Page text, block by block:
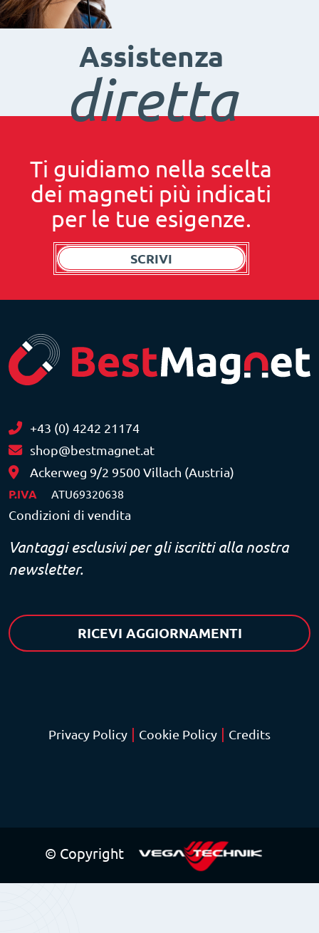
Assistenza
diretta
Ti guidiamo nella scelta
dei magneti più indicati
per le tue esigenze.
SCRIVI
+43 (0) 4242 21174
shop@bestmagnet.at
Ackerweg 9/2 9500 Villach (Austria)
P.IVA ATU69320638
Condizioni di vendita
Vantaggi esclusivi per gli iscritti alla nostra
newsletter.
RICEVI AGGIORNAMENTI
Privacy Policy Cookie Policy Credits
© Copyright